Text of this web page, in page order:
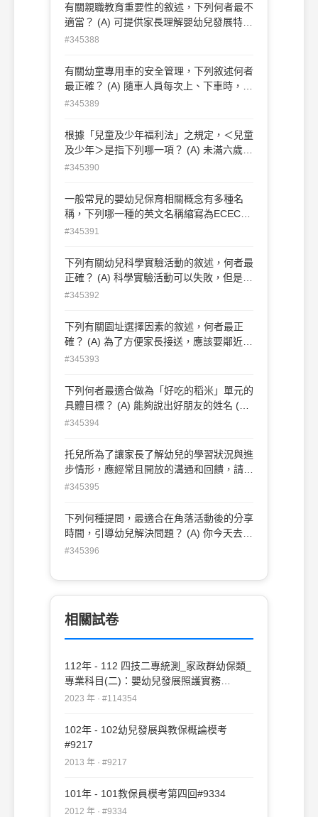
有關親職教育重要性的敘述，下列何者最不
適當？ (A) 可提供家長理解嬰幼兒發展特
質，減低親子衝突，更能享受育子的樂趣
家長配合度，減少班級經營上的困難 (C) 可
使家長營造更符合幼兒成長的優質環境，讓
#345388
有關幼童專用車的安全管理，下列敘述何者
最正確？ (A) 隨車人員每次上、下車時，務
必確實清點幼兒人數 (B) 幼童專用車車齡應
的年齡不可超過60 歲，且每半年需做健康
檢查 (D) 駕駛員須領有一般駕照，且最近一
#345389
根據「兒童及少年福利法」之規定，＜兒童
及少年＞是指下列哪一項？ (A) 未滿六歲之
人 (B) 未滿十二歲之人 (C) 十二歲以上未滿
#345390
一般常見的嬰幼兒保育相關概念有多種名
稱，下列哪一種的英文名稱縮寫為ECEC？
(A) 早期幼兒教育 (B) 幼兒保育與教育 (C)
#345391
下列有關幼兒科學實驗活動的敘述，何者最
正確？ (A) 科學實驗活動可以失敗，但是必
須要引導幼兒討論失敗的原因 (B) 科學實驗
得無聊 (C) 要提供幼兒成功的經驗，科學實
驗活動一定不能失敗 (D) 避免秩序混亂，科
#345392
下列有關園址選擇因素的敘述，何者最正
確？ (A) 為了方便家長接送，應該要鄰近車
站或是高速公路旁 (B) 住宅區、文教區，鄰
招生，適合設置在高樓大廈旁，不須考量光
線與通風 (D) 若有提供幼童專用車，幼兒乘
#345393
下列何者最適合做為「好吃的稻米」單元的
具體目標？ (A) 能夠說出好朋友的姓名 (B)
可以描述煮飯的步驟 (C) 願意與同伴分享玩
#345394
托兒所為了讓家長了解幼兒的學習狀況與進
步情形，應經常且開放的溝通和回饋，請問
下列哪一策略最不符合此目的？ (A) 提供家
(B) 邀請家長參加親師座談會，討論幼兒學
習與進步情形 (C) 詢問家長的專長，邀請家
#345395
下列何種提問，最適合在角落活動後的分享
時間，引導幼兒解決問題？ (A) 你今天去了
哪個角落，做了什麼事？ (B) 你今天和誰在
份最難做，怎麼辦？ (D) 你今天在角落完成
了什麼作品？
#345396
相關試卷
112年 - 112 四技二專統測_家政群幼保類_
專業科目(二)：嬰幼兒發展照護實務
#114354
2023 年 · #114354
102年 - 102幼兒發展與教保概論模考
#9217
2013 年 · #9217
101年 - 101教保員模考第四回#9334
2012 年 · #9334